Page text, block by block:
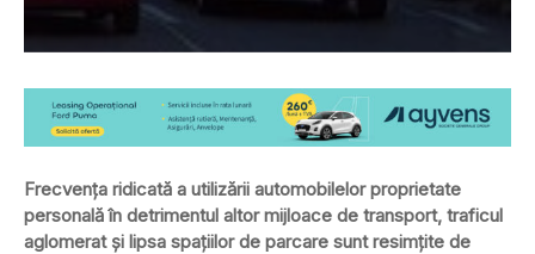
Frecvenţa ridicată a utilizării automobilelor proprietate
personală în detrimentul altor mijloace de transport, traficul
aglomerat şi lipsa spaţiilor de parcare sunt resimţite de